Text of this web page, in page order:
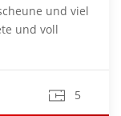
und viel
und voll
5